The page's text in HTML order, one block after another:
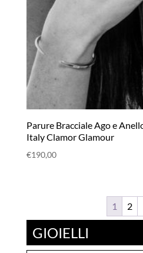
Parure Bracciale Ago e
Italy Clamor Glamour
€190,00
1 2
GIOIELLI